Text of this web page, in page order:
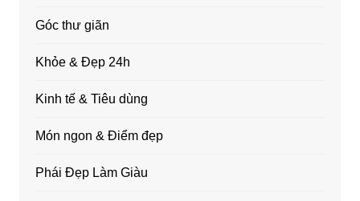
Góc thư giãn
Khỏe & Đẹp 24h
Kinh tế & Tiêu dùng
Món ngon & Điểm đẹp
Phái Đẹp Làm Giàu